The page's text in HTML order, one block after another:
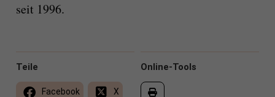
seit 1996.
Online-Tools
Teile
Facebook X